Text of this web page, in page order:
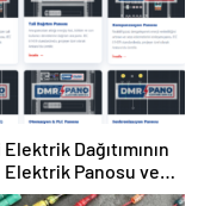
Dağıtımının
Panosu ve
Rehberi